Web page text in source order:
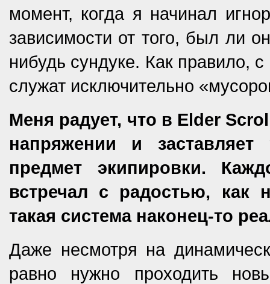
момент, когда я начинал
зависимости от того, был ли
нибудь сундуке. Как правило,
служат исключительно
Меня радует, что в Elder
напряжении и заставляет
предмет экипировки.
встречал с радостью, как
такая система наконец-то
Даже несмотря на
равно нужно проходить